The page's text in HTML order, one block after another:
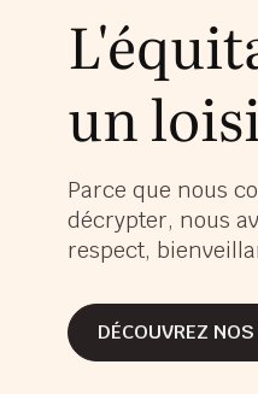
un
Parce que nous
décrypter, nous
respect,
DÉCOUVREZ
DÉCOUVREZ